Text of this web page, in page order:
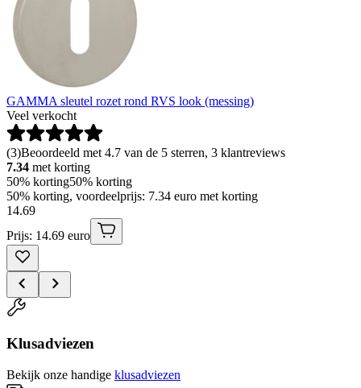
GAMMA sleutel rozet rond RVS look (messing)
Veel verkocht
(3)Beoordeeld met 4.7 van de 5 sterren, 3 klantreviews
7.34 met korting
50% korting50% korting
50% korting, voordeelprijs: 7.34 euro met korting
14.69
Prijs: 14.69 euro
Klusadviezen
Bekijk onze handige klusadviezen